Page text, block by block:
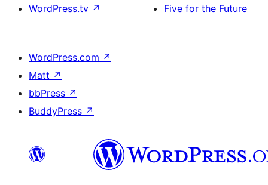
WordPress.tv ↗
Five for the Future
WordPress.com ↗
Matt ↗
bbPress ↗
BuddyPress ↗